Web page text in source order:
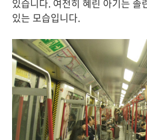
있는 모습입니다.